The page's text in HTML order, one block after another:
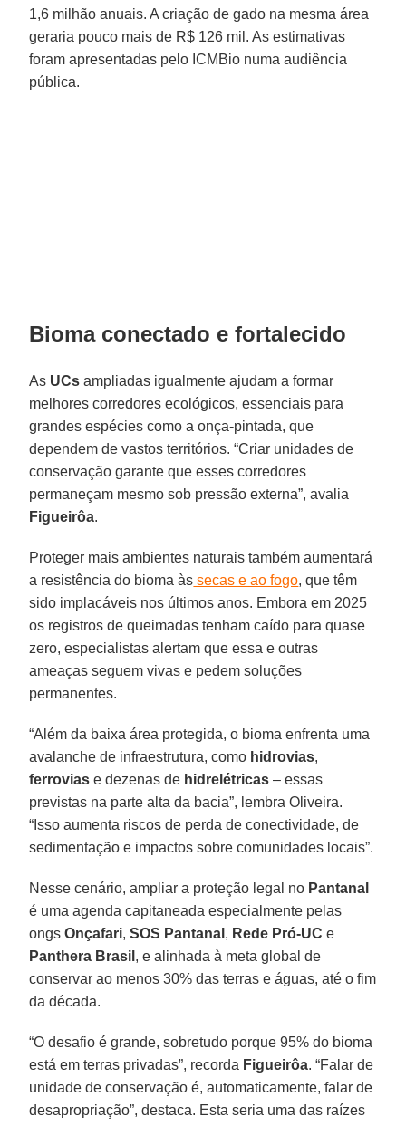
1,6 milhão anuais. A criação de gado na mesma área
geraria pouco mais de R$ 126 mil. As estimativas
foram apresentadas pelo ICMBio numa audiência
pública.
Bioma conectado e fortalecido
As UCs ampliadas igualmente ajudam a formar
melhores corredores ecológicos, essenciais para
grandes espécies como a onça-pintada, que
dependem de vastos territórios. “Criar unidades de
conservação garante que esses corredores
permaneçam mesmo sob pressão externa”, avalia
Figueirôa.
Proteger mais ambientes naturais também aumentará
a resistência do bioma às secas e ao fogo, que têm
sido implacáveis nos últimos anos. Embora em 2025
os registros de queimadas tenham caído para quase
zero, especialistas alertam que essa e outras
ameaças seguem vivas e pedem soluções
permanentes.
“Além da baixa área protegida, o bioma enfrenta uma
avalanche de infraestrutura, como hidrovias,
ferrovias e dezenas de hidrelétricas – essas
previstas na parte alta da bacia”, lembra Oliveira.
“Isso aumenta riscos de perda de conectividade, de
sedimentação e impactos sobre comunidades locais”.
Nesse cenário, ampliar a proteção legal no Pantanal
é uma agenda capitaneada especialmente pelas
ongsOnçafari,SOS Pantanal , Rede Pró-UC e
Panthera Brasil , e alinhada à meta global de
conservar ao menos 30% das terras e águas, até o fim
da década.
“O desafio é grande, sobretudo porque 95% do bioma
está em terras privadas”, recorda Figueirôa. “Falar de
unidade de conservação é, automaticamente, falar de
desapropriação”, destaca. Esta seria uma das raízes